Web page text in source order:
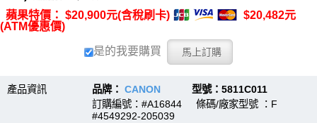
蘋果特價： $20,900元(含稅刷卡)
$20,482元
(ATM優惠價)
是的我要購買
產品資訊 品牌： CANON 型號：5811C011
訂購編號：#A16844 條碼/廠家型號 ：F
#4549292-205039